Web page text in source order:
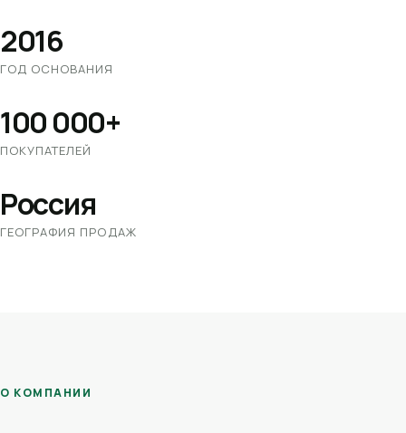
2016
ГОД ОСНОВАНИЯ
100 000+
ПОКУПАТЕЛЕЙ
Россия
ГЕОГРАФИЯ ПРОДАЖ
О КОМПАНИИ